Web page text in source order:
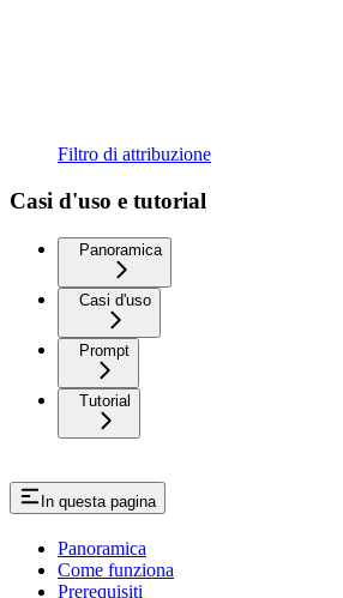
Filtro di attribuzione
Casi d'uso e tutorial
Panoramica
Casi d'uso
Prompt
Tutorial
In questa pagina
Panoramica
Come funziona
Prerequisiti